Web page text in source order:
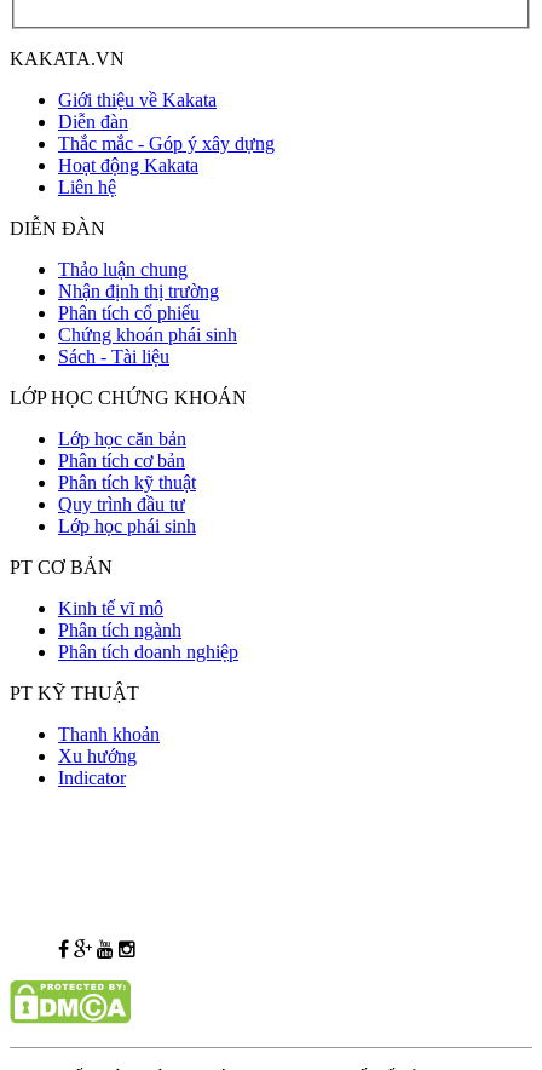
KAKATA.VN
Giới thiệu về Kakata
Diễn đàn
Thắc mắc - Góp ý xây dựng
Hoạt động Kakata
Liên hệ
DIỄN ĐÀN
Thảo luận chung
Nhận định thị trường
Phân tích cổ phiếu
Chứng khoán phái sinh
Sách - Tài liệu
LỚP HỌC CHỨNG KHOÁN
Lớp học căn bản
Phân tích cơ bản
Phân tích kỹ thuật
Quy trình đầu tư
Lớp học phái sinh
PT CƠ BẢN
Kinh tế vĩ mô
Phân tích ngành
Phân tích doanh nghiệp
PT KỸ THUẬT
Thanh khoản
Xu hướng
Indicator